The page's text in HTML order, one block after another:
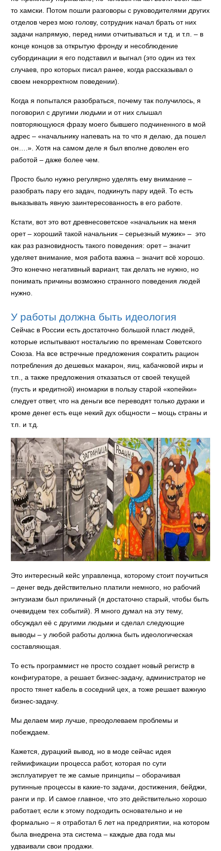
то хамски. Потом пошли разговоры с руководителями других
отделов через мою голову, сотрудник начал брать от них
задачи напрямую, перед ними отчитываться и т.д. и т.п. – в
конце концов за открытую фронду и несоблюдение
субординации я его подставил и выгнал (это один из тех
случаев, про которых писал ранее, когда рассказывал о
своем некорректном поведении).
Когда я попытался разобраться, почему так получилось, я
поговорил с другими людьми и от них слышал
повторяющуюся фразу моего бывшего подчиненного в мой
адрес – «начальнику напевать на то что я делаю, да пошел
он….». Хотя на самом деле я был вполне доволен его
работой – даже более чем.
Просто было нужно регулярно уделять ему внимание –
разобрать пару его задач, подкинуть пару идей. То есть
выказывать явную заинтересованность в его работе.
Кстати, вот это вот древнесоветское «начальник на меня
орет – хороший такой начальник – серьезный мужик» – это
как раз разновидность такого поведения: орет – значит
уделяет внимание, моя работа важна – значит всё хорошо.
Это конечно негативный вариант, так делать не нужно, но
понимать причины возможно странного поведения людей
нужно.
У работы должна быть идеология
Сейчас в России есть достаточно большой пласт людей,
которые испытывают ностальгию по временам Советского
Союза. На все встречные предложения сократить рацион
потребления до дешевых макарон, яиц, кабачковой икры и
т.п., а также предложения отказаться от своей текущей
(пусть и кредитной) иномарки в пользу старой «копейки»
следует ответ, что на деньги все переводят только дураки и
кроме денег есть еще некий дух общности – мощь страны и
т.п. и т.д.
Это интересный кейс управленца, которому стоит поучиться
– денег ведь действительно платили немного, но рабочий
энтузиазм был приличный (я достаточно старый, чтобы быть
очевидцем тех событий). Я много думал на эту тему,
обсуждал её с другими людьми и сделал следующие
выводы – у любой работы должна быть идеологическая
составляющая.
То есть программист не просто создает новый регистр в
конфигураторе, а решает бизнес-задачу, администратор не
просто тянет кабель в соседний цех, а тоже решает важную
бизнес-задачу.
Мы делаем мир лучше, преодолеваем проблемы и
побеждаем.
Кажется, дурацкий вывод, но в моде сейчас идея
геймификации процесса работ, которая по сути
эксплуатирует те же самые принципы – оборачивая
рутинные процессы в какие-то задачи, достижения, бейджи,
ранги и пр. И самое главное, что это действительно хорошо
работает, если к этому подходить основательно и не
формально – я отработал 6 лет на предприятии, на котором
была внедрена эта система – каждые два года мы
удваивали свои продажи.